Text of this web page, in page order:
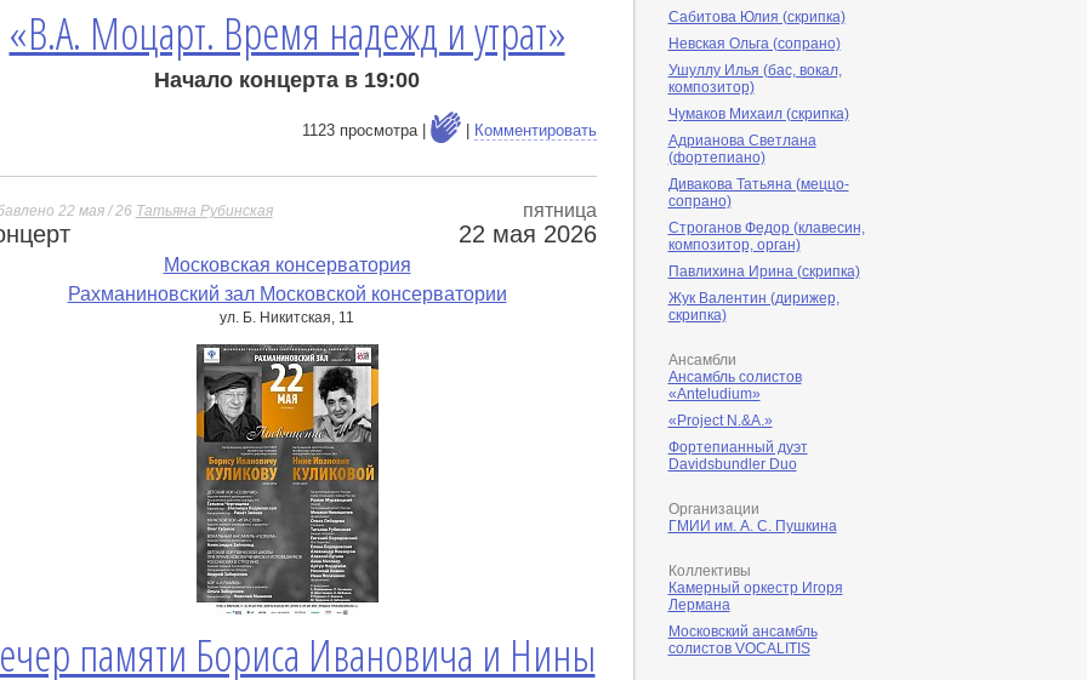
«В.А. Моцарт. Время надежд и утрат»
Начало концерта в 19:00
1123 просмотра | Комментировать
22 мая / 26 Татьяна Рубинская пятница
22 мая 2026
Московская консерватория
Рахманиновский зал Московской консерватории
ул. Б. Никитская, 11
памяти Бориса Ивановича и Нины
Сабитова Юлия (скрипка)
Невская Ольга (сопрано)
Ушуллу Илья (бас, вокал,
композитор)
Чумаков Михаил (скрипка)
Адрианова Светлана
(фортепиано)
Дивакова Татьяна (меццо-
сопрано)
Строганов Федор (клавесин,
композитор, орган)
Павлихина Ирина (скрипка)
Жук Валентин (дирижер,
скрипка)
Ансамбли
Ансамбль солистов
«Anteludium»
«Project N.&A.»
Фортепианный дуэт
Davidsbundler Duo
Организации
ГМИИ им. А. С. Пушкина
Коллективы
Камерный оркестр Игоря
Лермана
Московский ансамбль
солистов VOCALITIS